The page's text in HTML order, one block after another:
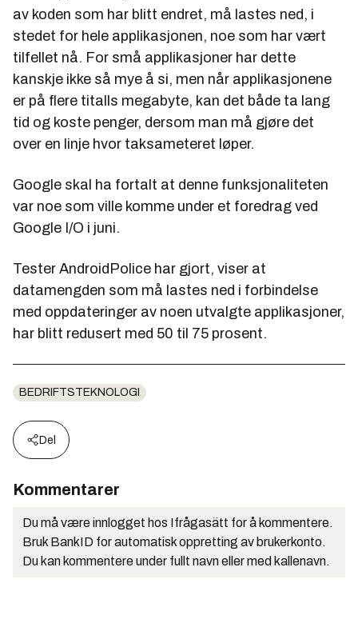
av koden som har blitt endret, må lastes ned, i
stedet for hele applikasjonen, noe som har vært
tilfellet nå. For små applikasjoner har dette
kanskje ikke så mye å si, men når applikasjonene
er på flere titalls megabyte, kan det både ta lang
tid og koste penger, dersom man må gjøre det
over en linje hvor taksameteret løper.
Google skal ha fortalt at denne funksjonaliteten
var noe som ville komme under et foredrag ved
Google I/O i juni.
Tester AndroidPolice har gjort, viser at
datamengden som må lastes ned i forbindelse
med oppdateringer av noen utvalgte applikasjoner,
har blitt redusert med 50 til 75 prosent.
BEDRIFTSTEKNOLOGI
Del
Kommentarer
Du må være innlogget hos Ifrågasätt for å kommentere.
Bruk BankID for automatisk oppretting av brukerkonto.
Du kan kommentere under fullt navn eller med kallenavn.